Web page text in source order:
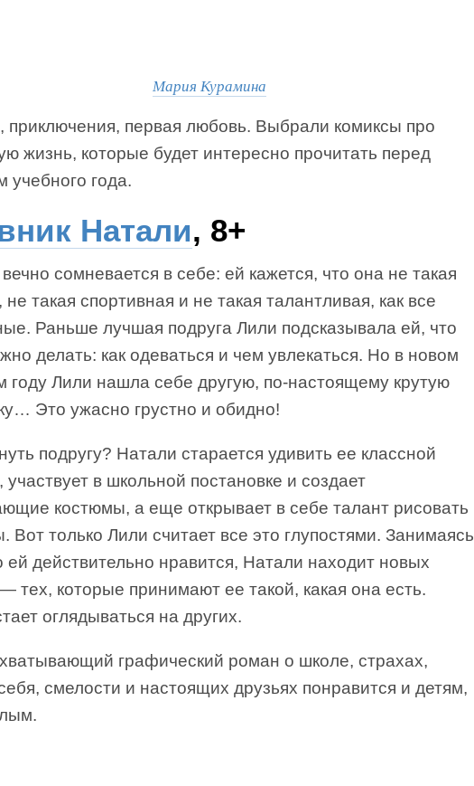
Мария Курамина
приключения, первая любовь. Выбрали комиксы про
жизнь, которые будет интересно прочитать перед
учебного года.
Натали, 8+
сомневается в себе: ей кажется, что она не такая
такая спортивная и не такая талантливая, как все
Раньше лучшая подруга Лили подсказывала ей, что
делать: как одеваться и чем увлекаться. Но в новом
году Лили нашла себе другую, по-настоящему крутую
Это ужасно грустно и обидно!
подругу? Натали старается удивить ее классной
в школьной постановке и создает
костюмы, а еще открывает в себе талант рисовать
Вот только Лили считает все это глупостями. Занимаясь
ей действительно нравится, Натали находит новых
тех, которые принимают ее такой, какая она есть.
оглядываться на других.
графический роман о школе, страхах,
смелости и настоящих друзьях понравится и детям,